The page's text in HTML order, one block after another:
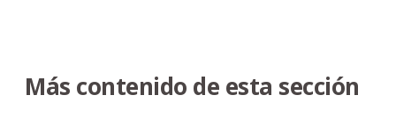
Más contenido de esta sección